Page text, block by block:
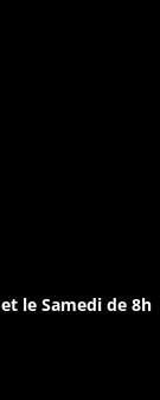
le Samedi de 8h